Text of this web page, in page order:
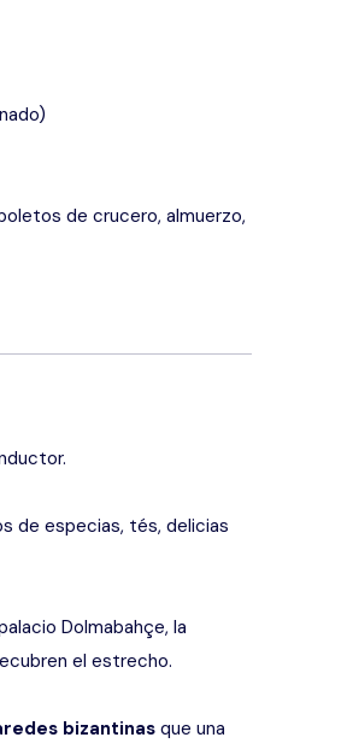
de crucero, almuerzo,
de especias, tés, delicias
Dolmabahçe, la
el estrecho.
bizantinas que una